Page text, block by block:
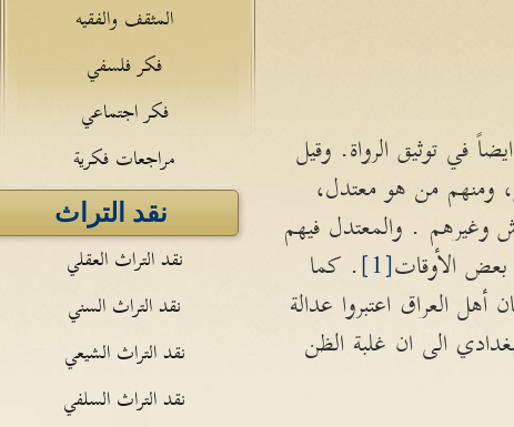
المثقف والفقيه
فكر فلسفي
فكر اجتماعي
مراجعات فكرية
نقد التراث
نقد التراث العقلي
نقد التراث السني
نقد التراث الشيعي
نقد التراث السلفي
في توثيق الرواة. وقيل
ومنهم من هو معتدل،
وغيرهم . والمعتدل فيهم
بعض الأوقات[1]
. كما
العراق اعتبروا عدالة
الى ان غلبة الظن